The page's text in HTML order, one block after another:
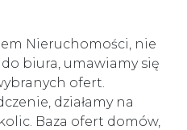
Nieruchomości, nie
biura, umawiamy się
ofert.
działamy na
Baza ofert domów,